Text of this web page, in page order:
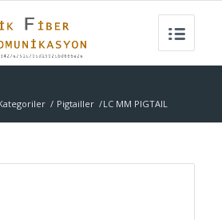
/ Pigtailler /LC MM PIGTAIL